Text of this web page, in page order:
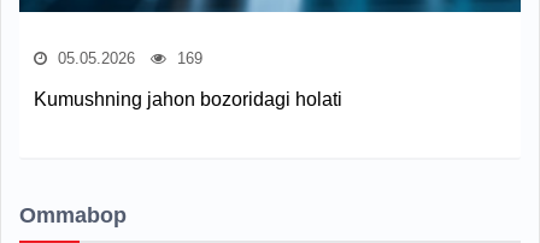
05.05.2026 169
Kumushning jahon bozoridagi holati
Ommabop